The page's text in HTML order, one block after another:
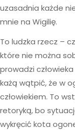
uzasadnia każde
mnie na Wigilię.
To ludzka rzecz –
które nie można
prowadzi
każą wątpić, że w
człowiekiem. To
retoryką, bo
wykręcić kota